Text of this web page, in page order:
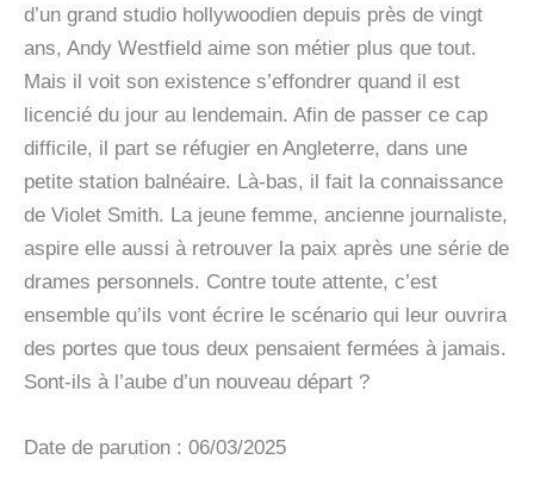
d’un grand studio hollywoodien depuis près de vingt
ans, Andy Westfield aime son métier plus que tout.
Mais il voit son existence s’effondrer quand il est
licencié du jour au lendemain. Afin de passer ce cap
difficile, il part se réfugier en Angleterre, dans une
petite station balnéaire. Là-bas, il fait la connaissance
de Violet Smith. La jeune femme, ancienne journaliste,
aspire elle aussi à retrouver la paix après une série de
drames personnels. Contre toute attente, c’est
ensemble qu’ils vont écrire le scénario qui leur ouvrira
des portes que tous deux pensaient fermées à jamais.
Sont-ils à l’aube d’un nouveau départ ?
Date de parution : 06/03/2025